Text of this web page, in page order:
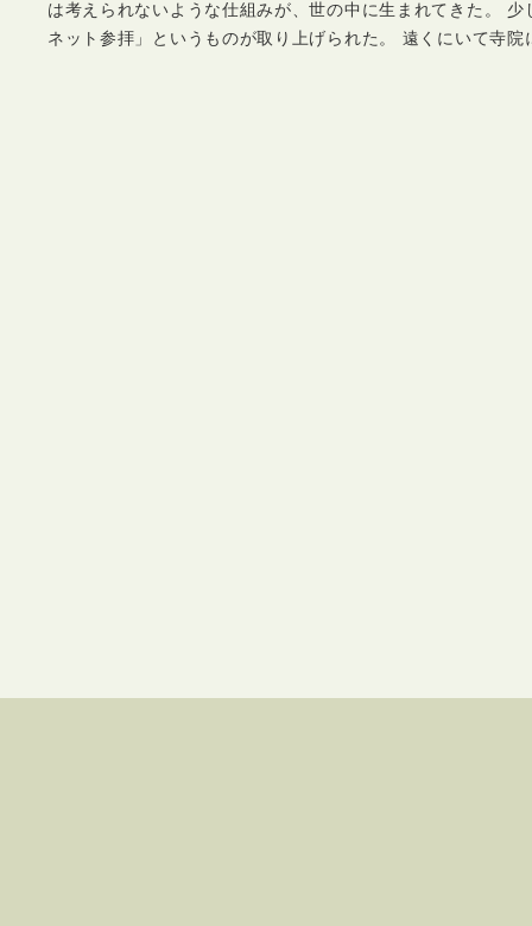
は考えられないような仕組みが、世の中に生まれてきた。
ネット参拝」というものが取り上げられた。 遠くにいて寺